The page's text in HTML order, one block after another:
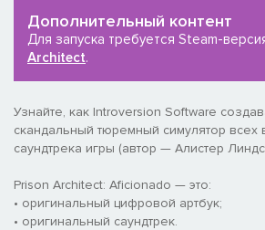
Дополнительный контент
Для запуска требуется Steam-
Architect.
Узнайте, как Introversion Software
скандальный тюремный симулятор всех
саундтрека игры (автор — Алистер
Prison Architect: Aficionado — это:
• оригинальный цифровой артбук;
• оригинальный саундтрек.